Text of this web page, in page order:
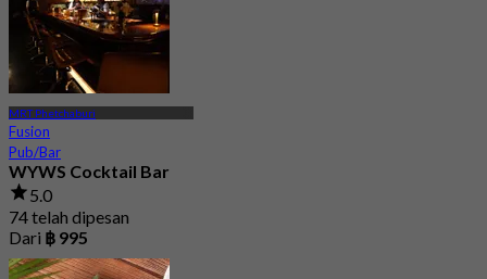
MRT Phetchaburi
Fusion
Pub/Bar
WYWS Cocktail Bar
5.0
74 telah dipesan
Dari ฿ 995